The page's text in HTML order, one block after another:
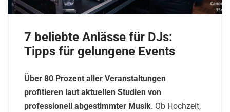
7 beliebte Anlässe für DJs:
Tipps für gelungene Events
Über 80 Prozent aller Veranstaltungen
profitieren laut aktuellen Studien von
professionell abgestimmter Musik. Ob Hochzeit,